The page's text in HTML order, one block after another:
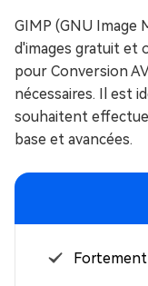
GIMP (GNU Image
d'images gratuit et
pour Conversion
nécessaires. Il est
souhaitent
base et avancées.